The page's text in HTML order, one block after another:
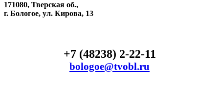
171080, Тверская об.,
г. Бологое, ул. Кирова, 13
+7 (48238) 2-22-11
bologoe@tvobl.ru